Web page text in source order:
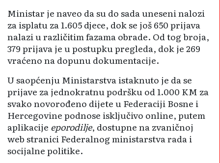
Ministar je naveo da su do sada uneseni nalozi
za isplatu za 1.605 djece, dok se još 650 prijava
nalazi u različitim fazama obrade. Od tog broja,
379 prijava je u postupku pregleda, dok je 269
vraćeno na dopunu dokumentacije.
U saopćenju Ministarstva istaknuto je da se
prijave za jednokratnu podršku od 1.000 KM za
svako novorođeno dijete u Federaciji Bosne i
Hercegovine podnose isključivo online, putem
aplikacije eporodilje, dostupne na zvaničnoj
web stranici Federalnog ministarstva rada i
socijalne politike.